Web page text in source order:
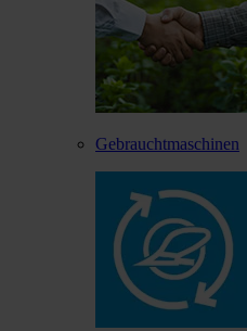
Gebrauchtmaschinen